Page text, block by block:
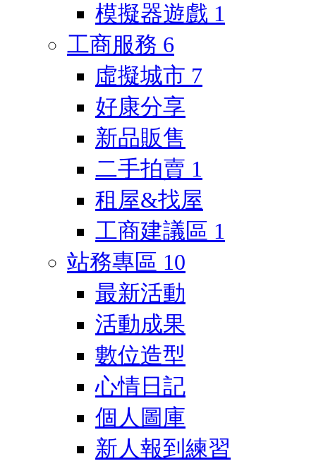
模擬器遊戲 1
工商服務 6
虛擬城市 7
好康分享
新品販售
二手拍賣 1
租屋&找屋
工商建議區 1
站務專區 10
最新活動
活動成果
數位造型
心情日記
個人圖庫
新人報到練習